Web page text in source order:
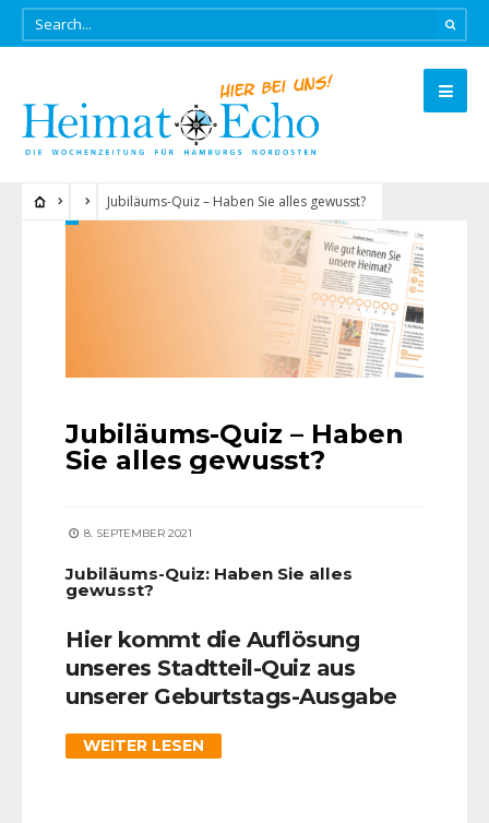
Jubiläums-Quiz – Haben Sie alles gewusst?
Jubiläums-Quiz – Haben
Sie alles gewusst?
8. SEPTEMBER 2021
Jubiläums-Quiz: Haben Sie alles
gewusst?
Hier kommt die Auflösung
unseres Stadtteil-Quiz aus
unserer Geburtstags-Ausgabe
WEITER LESEN